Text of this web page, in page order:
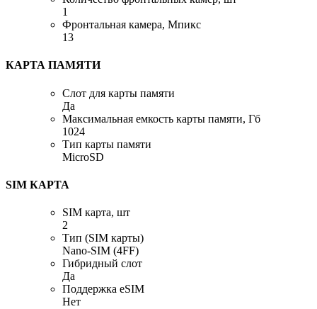
1
Фронтальная камера, Мпикс
13
КАРТА ПАМЯТИ
Слот для карты памяти
Да
Максимальная емкость карты памяти, Гб
1024
Тип карты памяти
MicroSD
SIM КАРТА
SIM карта, шт
2
Тип (SIM карты)
Nano-SIM (4FF)
Гибридный слот
Да
Поддержка eSIM
Нет